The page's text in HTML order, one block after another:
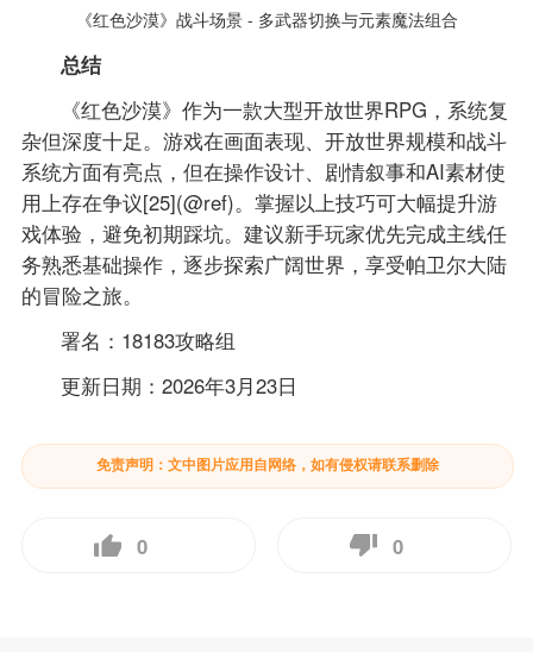
《红色沙漠》战斗场景 - 多武器切换与元素魔法组合
总结
《红色沙漠》作为一款大型开放世界RPG，系统复
杂但深度十足。游戏在画面表现、开放世界规模和战斗
系统方面有亮点，但在操作设计、剧情叙事和AI素材使
用上存在争议[25](@ref)。掌握以上技巧可大幅提升游
戏体验，避免初期踩坑。建议新手玩家优先完成主线任
务熟悉基础操作，逐步探索广阔世界，享受帕卫尔大陆
的冒险之旅。
署名：18183攻略组
更新日期：2026年3月23日
免责声明：文中图片应用自网络，如有侵权请联系删除
0 0